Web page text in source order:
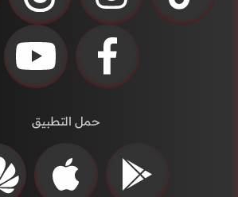
حمل التطبيق